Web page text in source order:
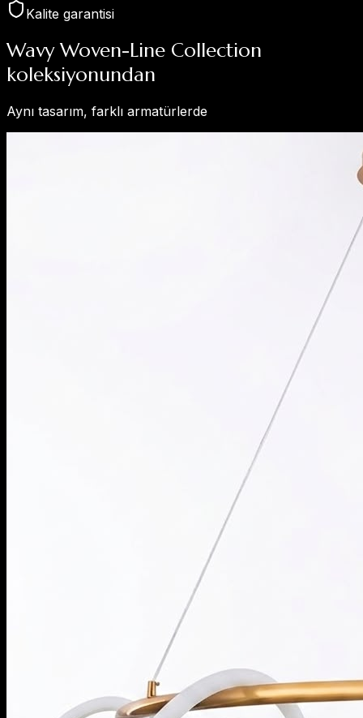
Kalite garantisi
Wavy Woven-Line Collection
koleksiyonundan
Aynı tasarım, farklı armatürlerde